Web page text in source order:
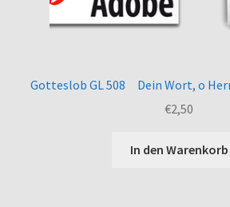
Gotteslob GL 508 Dein Wort, o
€2,50
In den Warenkorb